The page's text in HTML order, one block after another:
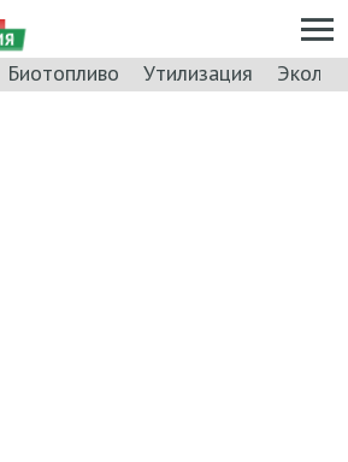
Биотопливо Утилизация